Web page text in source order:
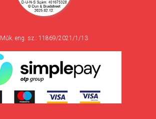
Műk. eng. sz.: 11869/2021/1/13